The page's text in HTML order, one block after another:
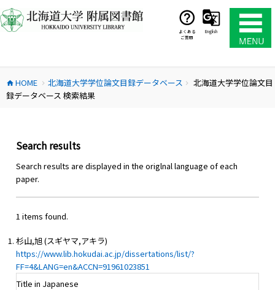
ン
テ
ス
キ
よくある
ご質問
English
home HOME chevron_right 北海道大学学位論文目録データベース chevron_right
北海道大学学位論文目
録データベース 検索結果
Search results
Search results are displayed in the origlnal language of each
paper.
1 items found.
杉山,旭 (スギヤマ,アキラ)
https://www.lib.hokudai.ac.jp/dissertations/list/?
FF=4&LANG=en&ACCN=91961023851
Title in Japanese